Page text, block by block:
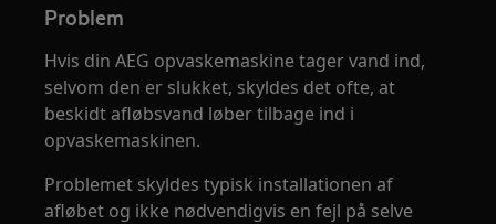
Problem
Hvis din AEG opvaskemaskine tager vand ind,
selvom den er slukket, skyldes det ofte, at
beskidt afløbsvand løber tilbage ind i
opvaskemaskinen.
Problemet skyldes typisk installationen af
afløbet og ikke nødvendigvis en fejl på selve